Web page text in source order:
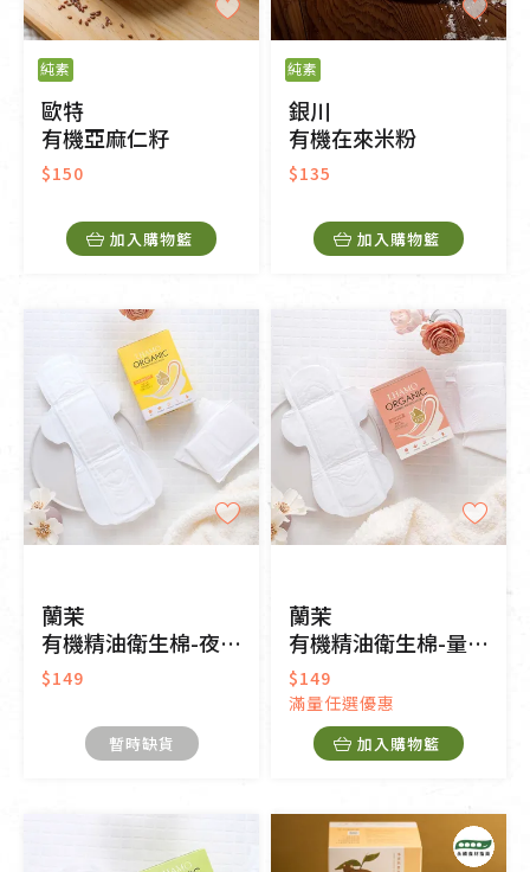
純素
歐特
有機亞麻仁籽
$150
加入購物籃
純素
銀川
有機在來米粉
$135
加入購物籃
蘭茉
有機精油衛生棉-夜用型(35cm)
$149
暫時缺貨
蘭茉
有機精油衛生棉-量多型(28.5cm)
$149
滿量任選優惠
加入購物籃